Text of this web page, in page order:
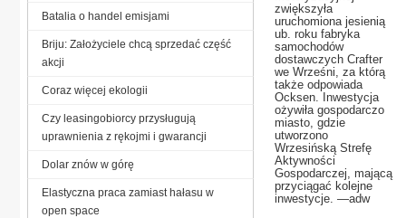
zwiększyła
uruchomiona jesienią
ub. roku fabryka
samochodów
dostawczych Crafter
we Wrześni, za którą
także odpowiada
Ocksen. Inwestycja
ożywiła gospodarczo
miasto, gdzie
utworzono
Wrzesińską Strefę
Aktywności
Gospodarczej, mającą
przyciągać kolejne
inwestycje. —adw
Batalia o handel emisjami
Briju: Założyciele chcą sprzedać część
akcji
Coraz więcej ekologii
Czy leasingobiorcy przysługują
uprawnienia z rękojmi i gwarancji
Dolar znów w górę
Elastyczna praca zamiast hałasu w
open space